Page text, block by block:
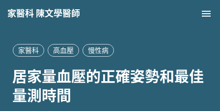
家醫科 陳文學醫師
家醫科 高血壓 慢性病
居家量血壓的正確姿勢和最佳
量測時間